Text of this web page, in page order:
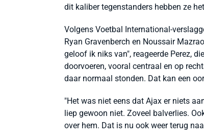
dit kaliber tegenstanders hebben ze
Volgens Voetbal International-
Ryan Gravenberch en Noussair
geloof ik niks van", reageerde Perez,
doorvoeren, vooral centraal en op
daar normaal stonden. Dat kan een
"Het was niet eens dat Ajax er niets
liep gewoon niet. Zoveel balverlies.
over hem. Dat is nu ook weer terug